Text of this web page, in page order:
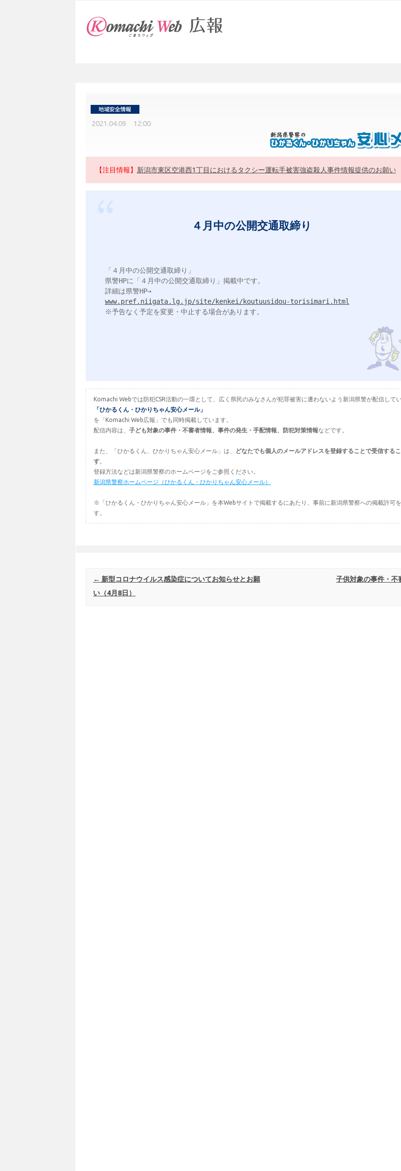
2021.04.09 12:00
【注目情報】 新潟市東区空港西1丁目におけるタクシー運転手被害強盗殺人事件情報提供のお願い
４月中の公開交通取締り
「４月中の公開交通取締り」
県警HPに「４月中の公開交通取締り」掲載中です。
詳細は県警HP→
www.pref.niigata.lg.jp/site/kenkei/koutuusidou-torisimari.html
※予告なく予定を変更・中止する場合があります。
Komachi Webでは防犯CSR活動の一環として、広く県民のみなさんが犯罪被害に遭わないよう新潟県警が配信して
「ひかるくん・ひかりちゃん安心メール」
を「Komachi Web広報」でも同時掲載しています。
配信内容は、 子ども対象の事件・不審者情報、事件の発生・手配情報、防犯対策情報などです。
また、「ひかるくん、ひかりちゃん安心メール」は、
どなたでも個人のメールアドレスを登録することで受信する
す。
登録方法などは新潟県警察のホームページをご参照ください。
新潟県警察ホームページ（ひかるくん・ひかりちゃん安心メール）
※「ひかるくん・ひかりちゃん安心メール」を本Webサイトで掲載するにあたり、事前に新潟県警察への掲載許可
す。
Post navigation
← 新型コロナウイルス感染症についてお知らせとお願
い（4月8日）
子供対象の事件・不